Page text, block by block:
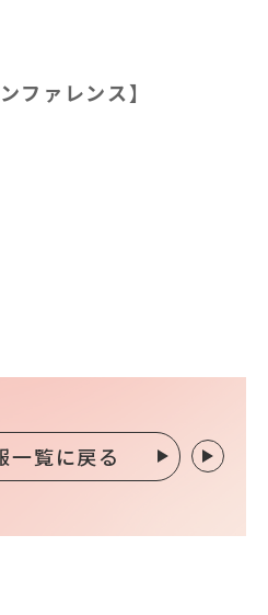
ファレンス】
一覧に戻る